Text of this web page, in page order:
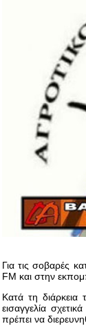
Για τις σοβαρές
FM και στην
Κατά τη διάρκεια
εισαγγελία
πρέπει να